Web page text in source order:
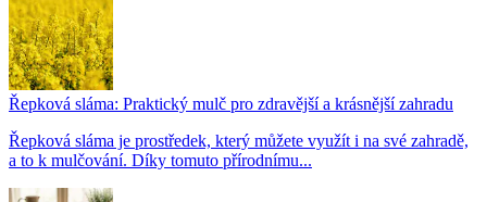
Řepková sláma: Praktický mulč pro zdravější a krásnější zahradu
Řepková sláma je prostředek, který můžete využít i na své zahradě,
a to k mulčování. Díky tomuto přírodnímu...